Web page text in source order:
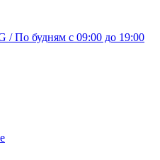
/ По будням c 09:00 до 19:00